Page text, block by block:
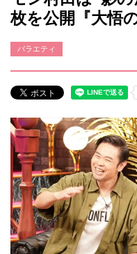
枚を公開『大悟
バラエティ